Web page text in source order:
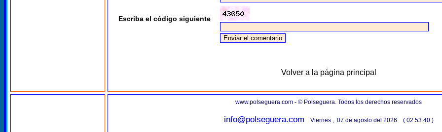
Escriba el código siguiente
Volver a la página principal
www.polseguera.com - © Polseguera. Todos los derechos reservados
info@polseguera.com Viernes , 07 de agosto del 2026 ( 02:53:40 )